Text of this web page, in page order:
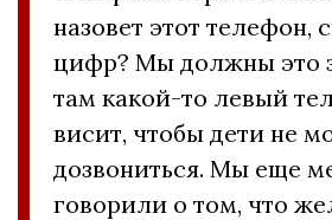
назовет этот телефон,
цифр? Мы должны это
там какой-то левый
висит, чтобы дети не
дозвониться. Мы еще
говорили о том, что